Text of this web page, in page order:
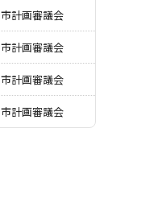
計画審議会
計画審議会
計画審議会
計画審議会